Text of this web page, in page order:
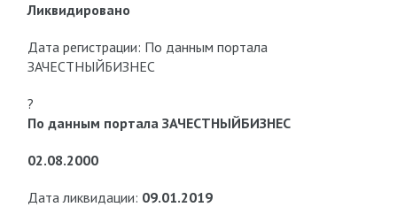
Ликвидировано
Дата регистрации: По данным портала
ЗАЧЕСТНЫЙБИЗНЕС
?
По данным портала ЗАЧЕСТНЫЙБИЗНЕС
02.08.2000
Дата ликвидации: 09.01.2019